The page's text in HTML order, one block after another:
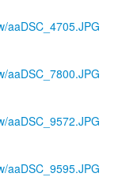
aaDSC_4705.JPG
aaDSC_7800.JPG
aaDSC_9572.JPG
aaDSC_9595.JPG